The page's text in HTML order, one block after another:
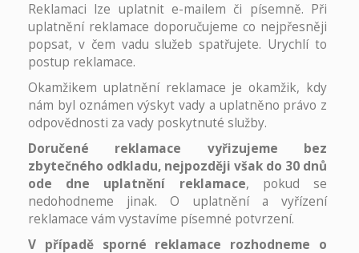
Reklamaci lze uplatnit e-mailem či písemně. Při
uplatnění reklamace doporučujeme co nejpřesněji
popsat, v čem vadu služeb spatřujete. Urychlí to
postup reklamace.
Okamžikem uplatnění reklamace je okamžik, kdy
nám byl oznámen výskyt vady a uplatněno právo z
odpovědnosti za vady poskytnuté služby.
Doručené reklamace vyřizujeme bez
zbytečného odkladu, nejpozději však do 30 dnů
ode dne uplatnění reklamace, pokud se
nedohodneme jinak. O uplatnění a vyřízení
reklamace vám vystavíme písemné potvrzení.
V případě sporné reklamace rozhodneme o